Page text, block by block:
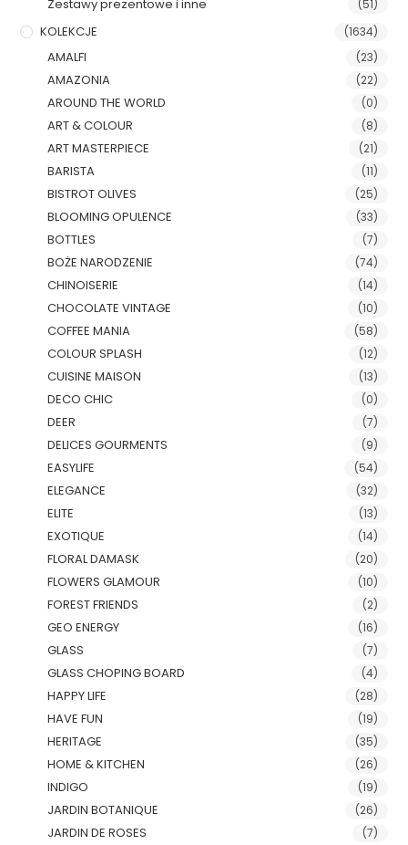
Zestawy prezentowe i inne (51)
KOLEKCJE (1634)
AMALFI (23)
AMAZONIA (22)
AROUND THE WORLD (0)
ART & COLOUR (8)
ART MASTERPIECE (21)
BARISTA (11)
BISTROT OLIVES (25)
BLOOMING OPULENCE (33)
BOTTLES (7)
BOŻE NARODZENIE (74)
CHINOISERIE (14)
CHOCOLATE VINTAGE (10)
COFFEE MANIA (58)
COLOUR SPLASH (12)
CUISINE MAISON (13)
DECO CHIC (0)
DEER (7)
DELICES GOURMENTS (9)
EASYLIFE (54)
ELEGANCE (32)
ELITE (13)
EXOTIQUE (14)
FLORAL DAMASK (20)
FLOWERS GLAMOUR (10)
FOREST FRIENDS (2)
GEO ENERGY (16)
GLASS (7)
GLASS CHOPING BOARD (4)
HAPPY LIFE (28)
HAVE FUN (19)
HERITAGE (35)
HOME & KITCHEN (26)
INDIGO (19)
JARDIN BOTANIQUE (26)
JARDIN DE ROSES (7)